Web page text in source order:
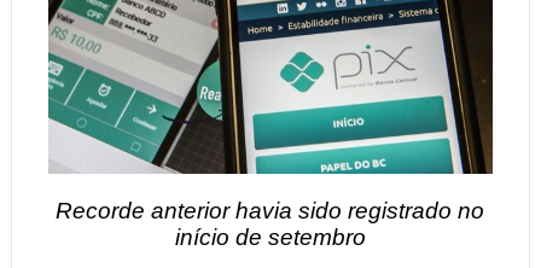
Recorde anterior havia sido registrado no
início de setembro